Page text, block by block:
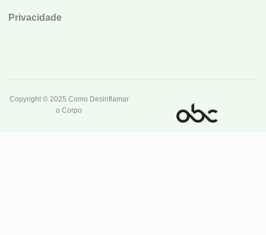
Privacidade
Copyright © 2025 Como Desinflamar
o Corpo